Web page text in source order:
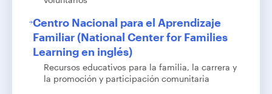
Centro Nacional para el Aprendizaje
Familiar (National Center for Families
Learning en inglés)
Recursos educativos para la familia, la carrera y
la promoción y participación comunitaria